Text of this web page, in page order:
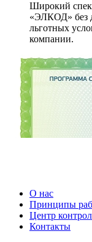
Широкий
«ЭЛКОД» без
льготных
компании.
О нас
Принципы
Центр
Контакты